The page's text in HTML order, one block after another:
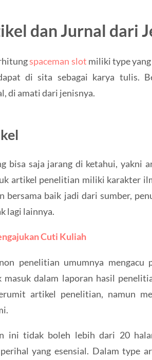
dan Jurnal dari
spaceman slot miliki type
di sita sebagai karya tulis.
di amati dari jenisnya.
bisa saja jarang di ketahui, yakni
artikel penelitian miliki karakter
bersama baik jadi dari sumber,
lagi lainnya.
Cuti Kuliah
penelitian umumnya mengacu
dalam laporan hasil
artikel penelitian, namun
ini tidak boleh lebih dari 20
yang esensial. Dalam type